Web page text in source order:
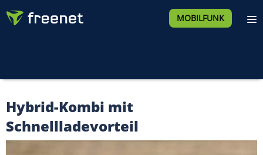
MOBILFUNK
Hybrid-Kombi mit
Schnellladevorteil